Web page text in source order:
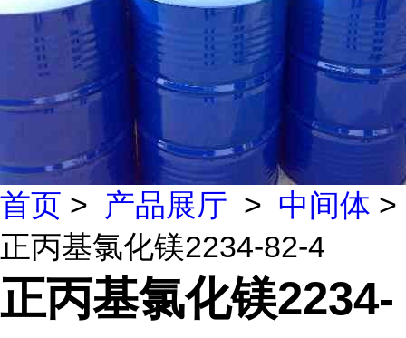
首页 > 产品展厅 > 中间体 >
正丙基氯化镁2234-82-4
正丙基氯化镁2234-